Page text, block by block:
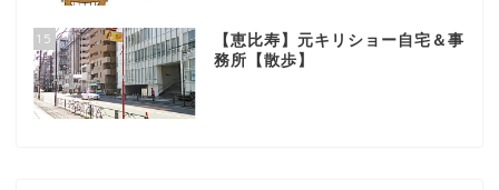
15
【恵比寿】元キリショー自宅＆事
務所【散歩】